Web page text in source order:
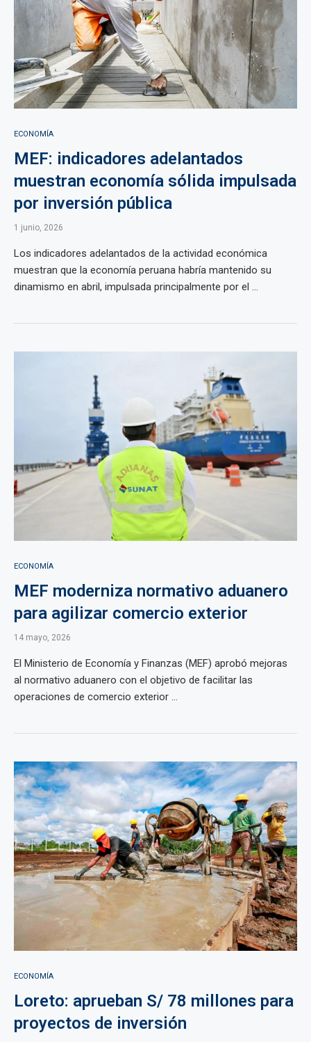
ECONOMÍA
MEF: indicadores adelantados
muestran economía sólida impulsada
por inversión pública
1 junio, 2026
Los indicadores adelantados de la actividad económica
muestran que la economía peruana habría mantenido su
dinamismo en abril, impulsada principalmente por el ...
ECONOMÍA
MEF moderniza normativo aduanero
para agilizar comercio exterior
14 mayo, 2026
El Ministerio de Economía y Finanzas (MEF) aprobó mejoras
al normativo aduanero con el objetivo de facilitar las
operaciones de comercio exterior ...
ECONOMÍA
Loreto: aprueban S/ 78 millones para
proyectos de inversión